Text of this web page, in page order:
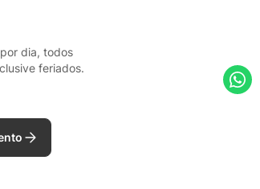
dia, todos
feriados.